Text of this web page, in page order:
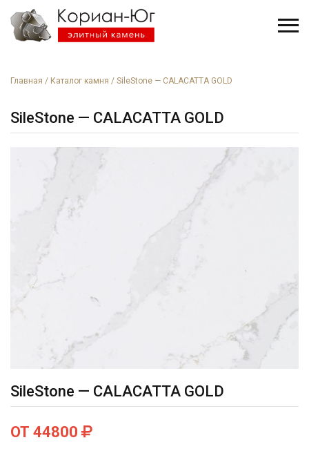
Главная / Каталог камня / SileStone — CALACATTA GOLD
SileStone — CALACATTA GOLD
SileStone — CALACATTA GOLD
ОТ 44800